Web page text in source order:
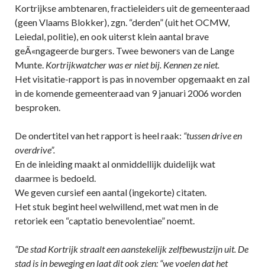
Kortrijkse ambtenaren, fractieleiders uit de gemeenteraad
(geen Vlaams Blokker), zgn. “derden” (uit het OCMW,
Leiedal, politie), en ook uiterst klein aantal brave
geÃ«ngageerde burgers. Twee bewoners van de Lange
Munte. Kortrijkwatcher was er niet bij. Kennen ze niet.
Het visitatie-rapport is pas in november opgemaakt en zal
in de komende gemeenteraad van 9 januari 2006 worden
besproken.
De ondertitel van het rapport is heel raak: “tussen drive en
overdrive”.
En de inleiding maakt al onmiddellijk duidelijk wat
daarmee is bedoeld.
We geven cursief een aantal (ingekorte) citaten.
Het stuk begint heel welwillend, met wat men in de
retoriek een “captatio benevolentiae” noemt.
“De stad Kortrijk straalt een aanstekelijk zelfbewustzijn uit. De
stad is in beweging en laat dit ook zien: “we voelen dat het